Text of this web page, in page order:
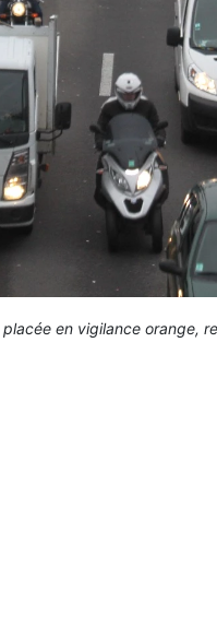
placée en vigilance orange,